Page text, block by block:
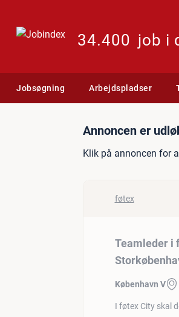
34.400 job i
Jobsøgning Arbejdspladser
Jobannonce:
Annoncen er
Klik på annoncen for
føtex
Teamleder i
København V
I føtex City skal